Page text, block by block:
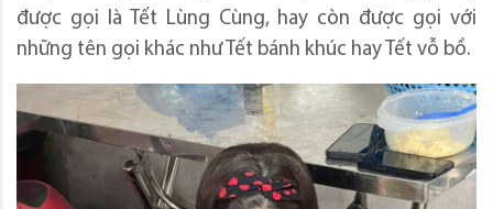
được gọi là Tết Lùng Cùng, hay còn được gọi với
những tên gọi khác như Tết bánh khúc hay Tết vỗ bồ.